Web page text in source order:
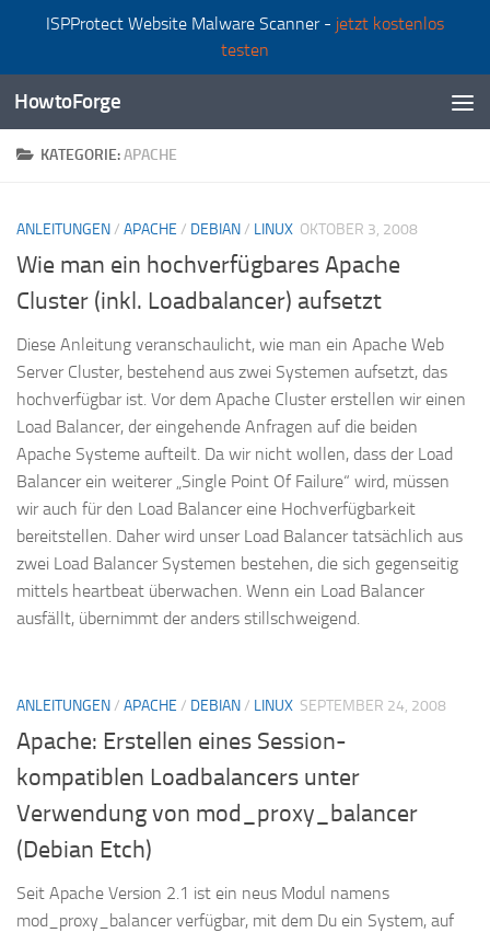
ISPProtect Website Malware Scanner - jetzt kostenlos
testen
Zum Inhalt springen
HowtoForge
KATEGORIE:APACHE
ANLEITUNGEN/ APACHE / DEBIAN/ LINUX OKTOBER 3, 2008
Wie man ein hochverfügbares Apache
Cluster (inkl. Loadbalancer) aufsetzt
Diese Anleitung veranschaulicht, wie man ein Apache Web
Server Cluster, bestehend aus zwei Systemen aufsetzt, das
hochverfügbar ist. Vor dem Apache Cluster erstellen wir einen
Load Balancer, der eingehende Anfragen auf die beiden
Apache Systeme aufteilt. Da wir nicht wollen, dass der Load
Balancer ein weiterer „Single Point Of Failure“ wird, müssen
wir auch für den Load Balancer eine Hochverfügbarkeit
bereitstellen. Daher wird unser Load Balancer tatsächlich aus
zwei Load Balancer Systemen bestehen, die sich gegenseitig
mittels heartbeat überwachen. Wenn ein Load Balancer
ausfällt, übernimmt der anders stillschweigend.
ANLEITUNGEN/ APACHE / DEBIAN/ LINUX SEPTEMBER 24, 2008
Apache: Erstellen eines Session-
kompatiblen Loadbalancers unter
Verwendung von mod_proxy_balancer
(Debian Etch)
Seit Apache Version 2.1 ist ein neus Modul namens
mod_proxy_balancer verfügbar, mit dem Du ein System, auf